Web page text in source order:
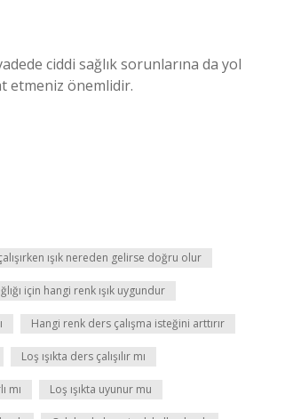
ciddi sağlık sorunlarına da yol
etmeniz önemlidir.
ışık nereden gelirse doğru olur
için hangi renk ışık uygundur
Hangi renk ders çalışma isteğini arttırır
Loş ışıkta ders çalışılır mı
mı Loş ışıkta uyunur mu